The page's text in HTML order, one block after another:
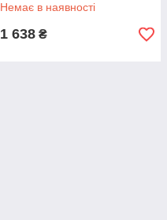
Немає в наявності
1 638 ₴